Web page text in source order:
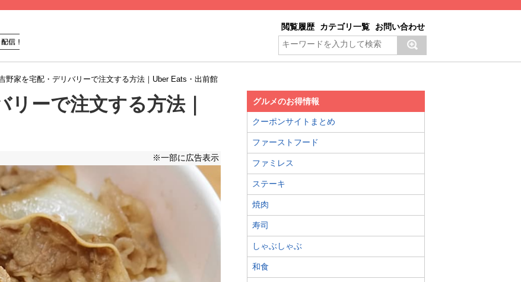
閲覧履歴 カテゴリ一覧 お問い合わせ
野家を宅配・デリバリーで注文する方法｜Uber Eats・出前館
ーで注文する方法｜
※一部に広告表示
グルメのお得情報
クーポンサイトまとめ
ファーストフード
ファミレス
ステーキ
焼肉
寿司
しゃぶしゃぶ
和食